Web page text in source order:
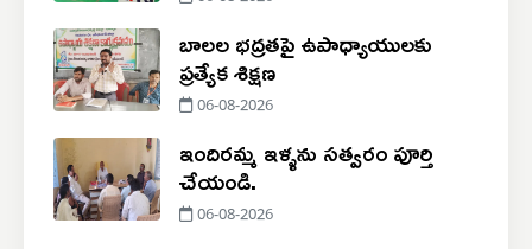
బాలల భద్రతపై ఉపాధ్యాయులకు
ప్రత్యేక శిక్షణ
06-08-2026
ఇందిరమ్మ ఇళ్ళను సత్వరం పూర్తి
చేయండి.
06-08-2026